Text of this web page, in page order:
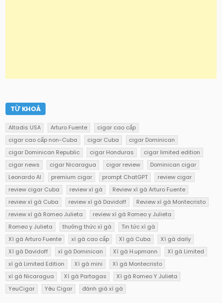
TỪ KHOÁ
Altadis USA Arturo Fuente
cigar cao cấp
cigar cao cấp non-Cuba
cigar Cuba
cigar Dominican
cigar Dominican Republic
cigar Honduras
cigar limited edition
cigar news
cigar Nicaragua cigar review
Dominican cigar
Leonardo AI
premium cigar prompt ChatGPT
review cigar
review cigar Cuba
review xì gà
Review xì gà Arturo Fuente
review xì gà Cuba
review xì gà Davidoff
Review xì gà Montecristo
review xì gà Romeo Julieta
review xì gà Romeo y Julieta
Romeo y Julieta
thưởng thức xì gà
Tin tức xì gà
Xì gà Arturo Fuente
xì gà cao cấp Xì gà Cuba
Xì gà daily
Xì gà Davidoff
xì gà Dominican Xì gà H.upmann
Xì gà Limited
xì gà Limited Edition
Xì gà mini
Xì gà Montecristo
xì gà Nicaragua
Xì gà Partagas
Xì gà Romeo Y Julieta
YeuCigar
Yêu Cigar đánh giá xì gà